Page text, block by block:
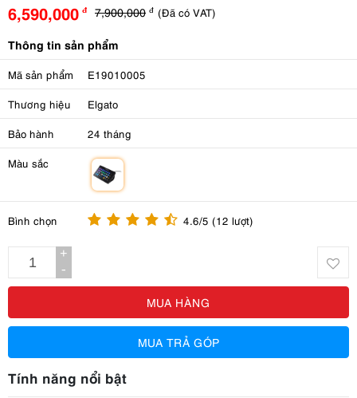
6,590,000 đ 7,900,000 đ (Đã có VAT)
Thông tin sản phẩm
Mã sản phẩm E19010005
Thương hiệu Elgato
Bảo hành 24 tháng
Màu sắc
Bình chọn 4.6/5 (12 lượt)
+
-
MUA HÀNG
MUA TRẢ GÓP
Tính năng nổi bật